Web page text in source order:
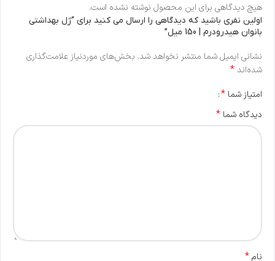
هیچ دیدگاهی برای این محصول نوشته نشده است.
اولین نفری باشید که دیدگاهی را ارسال می کنید برای “ژل بهداشتی
بانوان هیدرودرم | 150 میل”
نشانی ایمیل شما منتشر نخواهد شد. بخش‌های موردنیاز علامت‌گذاری
شده‌اند*
امتیاز شما *
دیدگاه شما *
نام*